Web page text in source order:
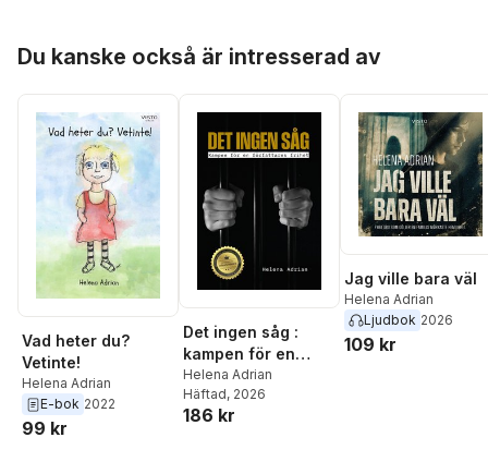
Du kanske också är intresserad av
Vad heter du?
Vetinte!
Helena Adrian
E-bok 2022
99 kr
Det ingen såg :
kampen för en
författares frihet
Helena Adrian
Häftad, 2026
186 kr
Jag ville bara väl
Helena Adrian
Ljudbok 2026
109 kr